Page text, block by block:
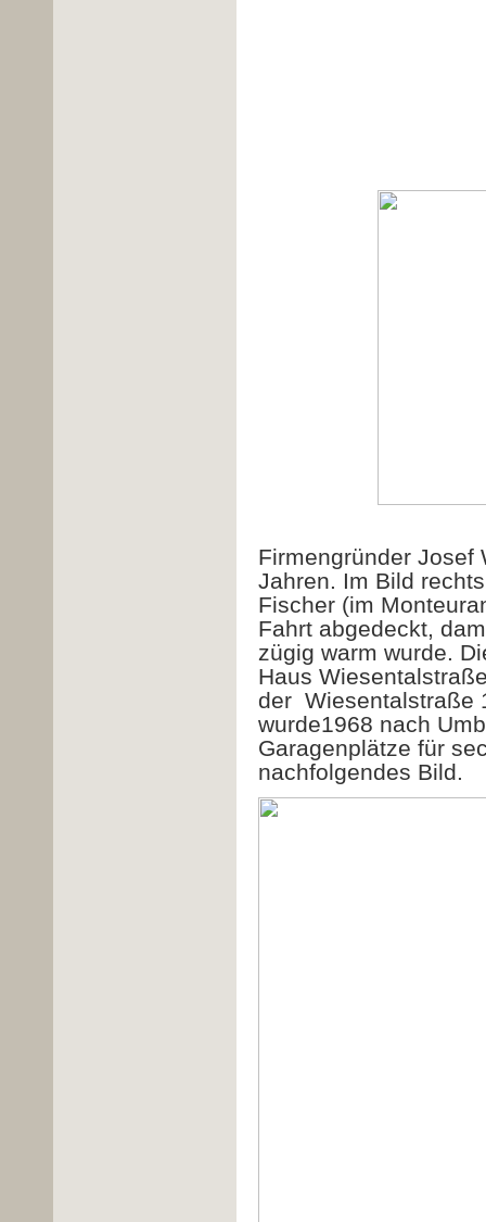
Firmengründer Josef
Jahren. Im Bild
Fischer (im
Fahrt abgedeckt,
zügig warm wurde.
Haus
der Wiesentalstraße
wurde1968 nach
Garagenplätze für
nachfolgendes Bild.